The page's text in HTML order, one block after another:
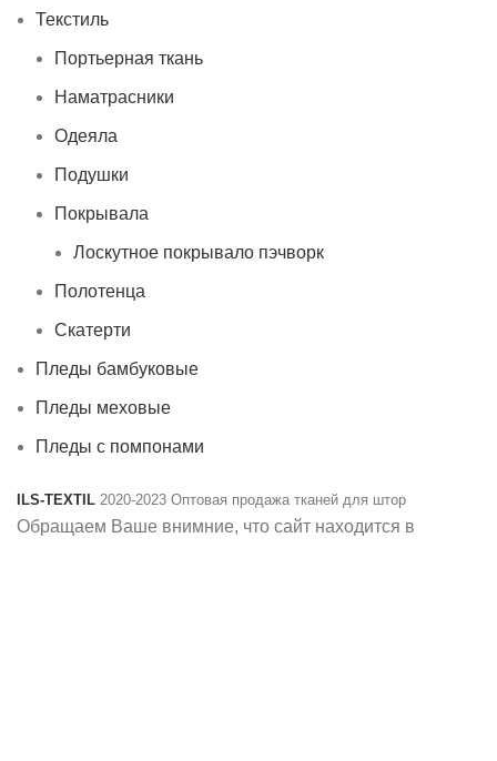
Текстиль
Портьерная ткань
Наматрасники
Одеяла
Подушки
Покрывала
Лоскутное покрывало пэчворк
Полотенца
Скатерти
Пледы бамбуковые
Пледы меховые
Пледы с помпонами
ILS-TEXTIL 2020-2023 Оптовая продажа тканей для штор
Обращаем Ваше внимние, что сайт находится в